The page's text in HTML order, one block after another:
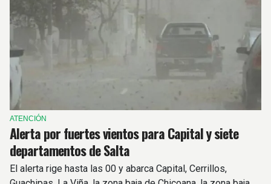
ATENCIÓN
Alerta por fuertes vientos para Capital y siete
departamentos de Salta
El alerta rige hasta las 00 y abarca Capital, Cerrillos,